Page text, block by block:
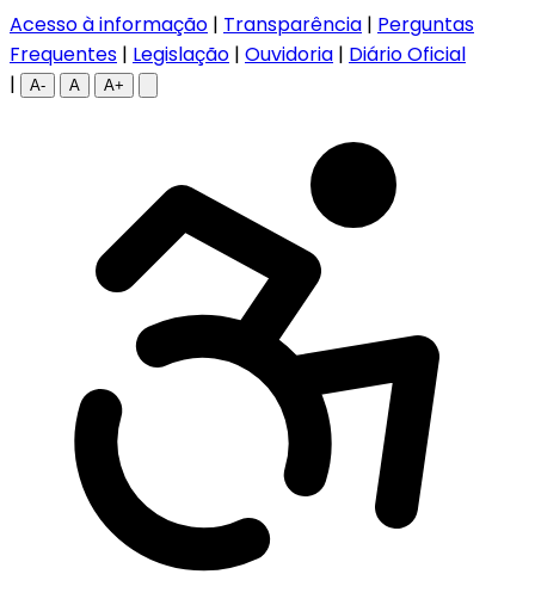
Acesso à informação | Transparência | Perguntas
Frequentes | Legislação | Ouvidoria | Diário Oficial
|
A- A A+